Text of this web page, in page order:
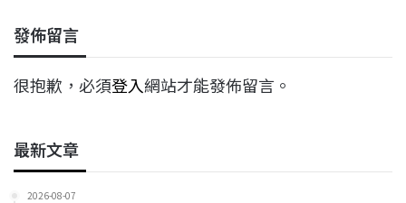
發佈留言
很抱歉，必須登入網站才能發佈留言。
最新文章
2026-08-07